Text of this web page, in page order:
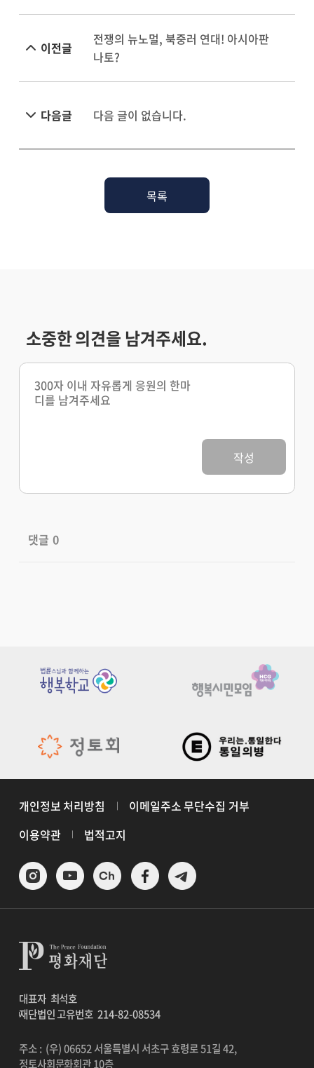
이전글
전쟁의 뉴노멀, 북중러 연대! 아시아판
나토?
다음글 다음 글이 없습니다.
목록
소중한 의견을 남겨주세요.
작성
댓글 0
개인정보 처리방침
이메일주소 무단수집 거부
이용약관
법적고지
대표자 최석호
재단법인 고유번호214-82-08534
주소 : (우) 06652 서울특별시 서초구 효령로 51길 42,
정토사회문화회관 10층